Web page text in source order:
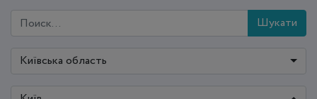
Шукати
Київська область